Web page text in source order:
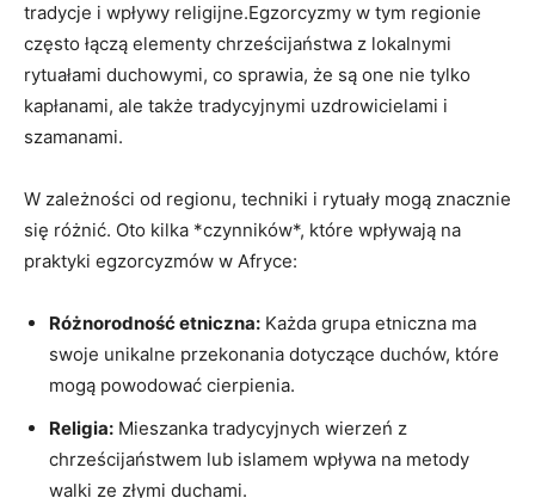
tradycje i wpływy religijne.Egzorcyzmy w tym regionie
często łączą elementy chrześcijaństwa‌ z ⁢lokalnymi
rytuałami duchowymi, co sprawia, że są one nie tylko
kapłanami, ale także tradycyjnymi uzdrowicielami i
szamanami.
W zależności od regionu, techniki i rytuały mogą ​znacznie
się różnić. Oto kilka *czynników*, które wpływają na
praktyki egzorcyzmów w Afryce:
Różnorodność etniczna: Każda grupa etniczna ma
swoje unikalne przekonania ‍dotyczące duchów,⁤ które
mogą powodować cierpienia.
Religia: Mieszanka tradycyjnych wierzeń ‍z
chrześcijaństwem lub⁣ islamem ⁤wpływa na metody
walki ze‌ złymi duchami.